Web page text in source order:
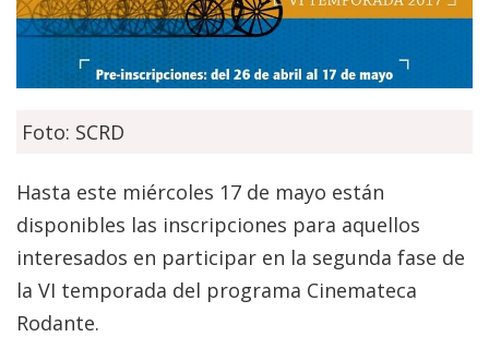
Foto: SCRD
Hasta este miércoles 17 de mayo están
disponibles las inscripciones para aquellos
interesados en participar en la segunda fase de
la VI temporada del programa Cinemateca
Rodante.